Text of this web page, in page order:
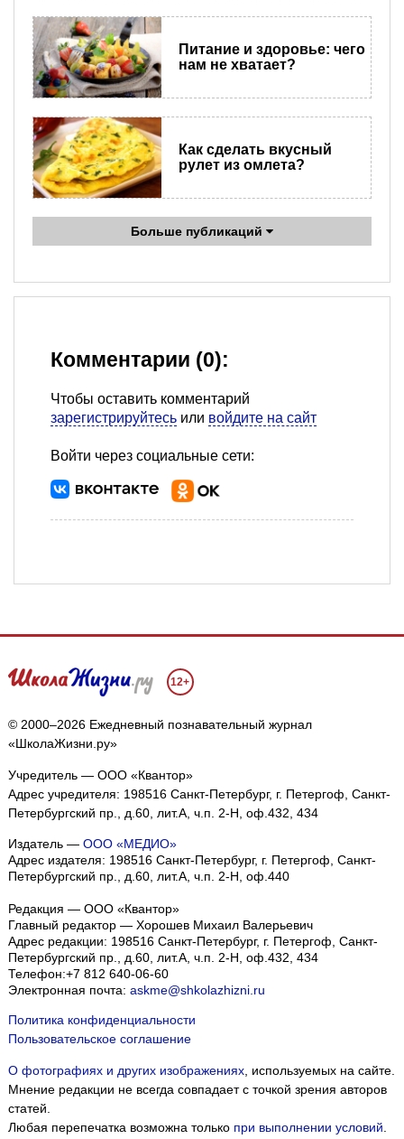
Питание и здоровье: чего
нам не хватает?
Как сделать вкусный
рулет из омлета?
Больше публикаций
Комментарии (0):
Чтобы оставить комментарий
зарегистрируйтесь или войдите на сайт
Войти через социальные сети:
12+
© 2000–2026 Ежедневный познавательный журнал
«ШколаЖизни.ру»
Учредитель — ООО «Квантор»
Адрес учредителя: 198516 Санкт-Петербург, г. Петергоф, Санкт-
Петербургский пр., д.60, лит.А, ч.п. 2-Н, оф.432, 434
Издатель — ООО «МЕДИО»
Адрес издателя: 198516 Санкт-Петербург, г. Петергоф, Санкт-
Петербургский пр., д.60, лит.А, ч.п. 2-Н, оф.440
Редакция — ООО «Квантор»
Главный редактор — Хорошев Михаил Валерьевич
Адрес редакции: 198516 Санкт-Петербург, г. Петергоф Санкт-
Петербургский пр., д.60, лит.А, ч.п. 2-Н, оф.432, 434
Телефон:+7 812 640-06-60
Электронная почта: askme@shkolazhizni.ru
Политика конфиденциальности
Пользовательское соглашение
О фотографиях и других изображениях, используемых на сайте.
Мнение редакции не всегда совпадает с точкой зрения авторов
статей.
Любая перепечатка возможна только при выполнении условий